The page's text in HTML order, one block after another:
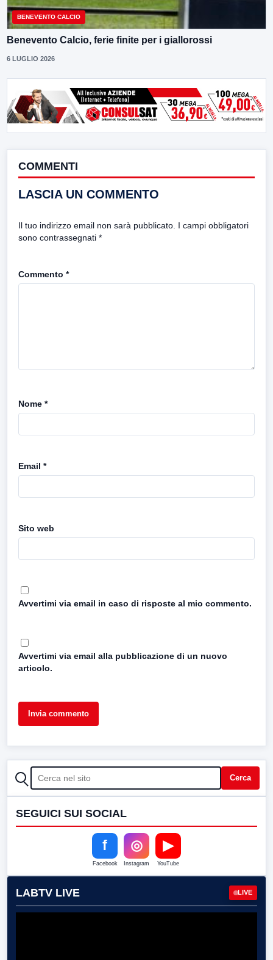
BENEVENTO CALCIO
Benevento Calcio, ferie finite per i giallorossi
6 LUGLIO 2026
COMMENTI
LASCIA UN COMMENTO
Il tuo indirizzo email non sarà pubblicato. I campi obbligatori
sono contrassegnati *
Commento *
Nome *
Email *
Sito web
Avvertimi via email in caso di risposte al mio commento.
Avvertimi via email alla pubblicazione di un nuovo
articolo.
CERCA Cerca
SEGUICI SUI SOCIAL
f
Facebook
◎
Instagram
▶
YouTube
LABTV LIVE LIVE